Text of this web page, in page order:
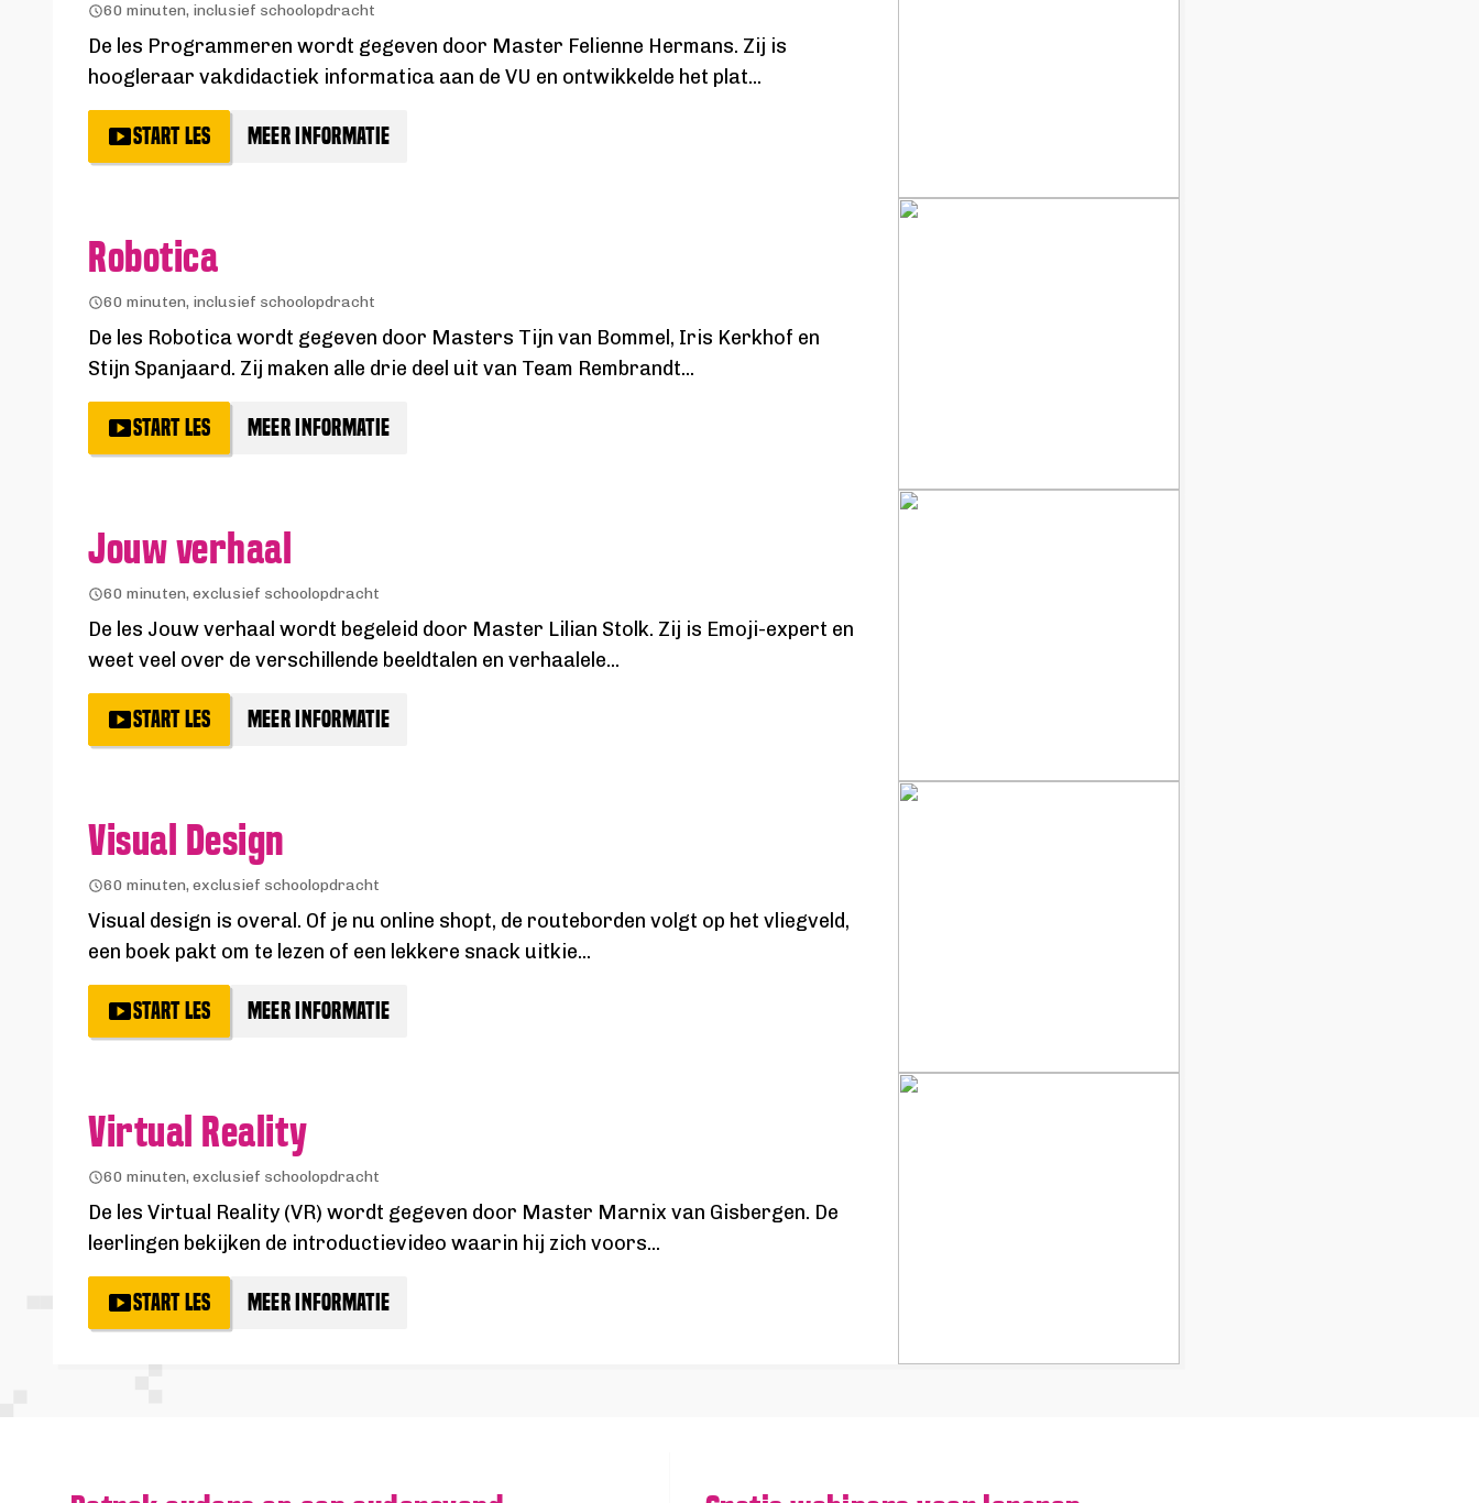
60 minuten, inclusief schoolopdracht
De les Programmeren wordt gegeven door Master Felienne Hermans. Zij is
hoogleraar vakdidactiek informatica aan de VU en ontwikkelde het plat...
START LES MEER INFORMATIE
Robotica
60 minuten, inclusief schoolopdracht
De les Robotica wordt gegeven door Masters Tijn van Bommel, Iris Kerkhof en
Stijn Spanjaard. Zij maken alle drie deel uit van Team Rembrandt...
START LES MEER INFORMATIE
Jouw verhaal
60 minuten, exclusief schoolopdracht
De les Jouw verhaal wordt begeleid door Master Lilian Stolk. Zij is Emoji-expert en
weet veel over de verschillende beeldtalen en verhaalele...
START LES MEER INFORMATIE
Visual Design
60 minuten, exclusief schoolopdracht
Visual design is overal. Of je nu online shopt, de routeborden volgt op het vliegveld,
een boek pakt om te lezen of een lekkere snack uitkie...
START LES MEER INFORMATIE
Virtual Reality
60 minuten, exclusief schoolopdracht
De les Virtual Reality (VR) wordt gegeven door Master Marnix van Gisbergen. De
leerlingen bekijken de introductievideo waarin hij zich voors...
START LES MEER INFORMATIE